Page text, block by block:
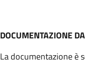
DOCUMENTAZIONE
La documentazione è